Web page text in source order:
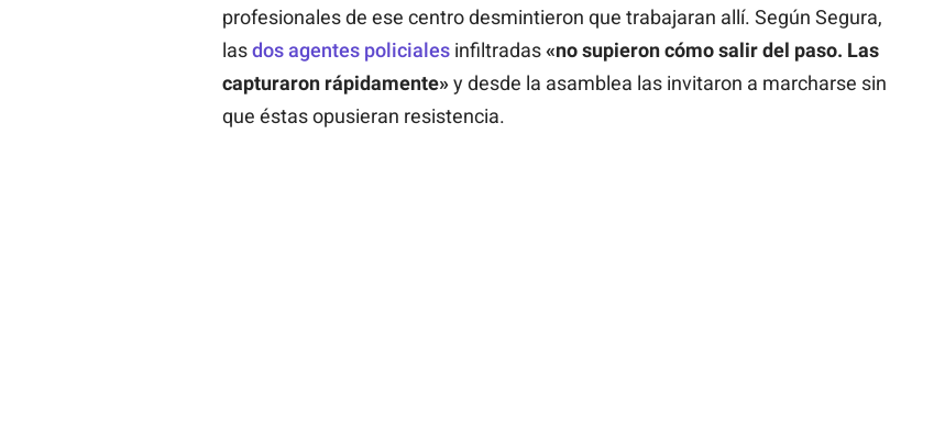
profesionales de ese centro desmintieron que trabajaran allí. Según Segura,
lasdos agentes policialesinfiltradas«no supieron cómo salir del paso. Las
capturaron rápidamente»y desde la asamblea las invitaron a marcharse sin
que éstas opusieran resistencia.